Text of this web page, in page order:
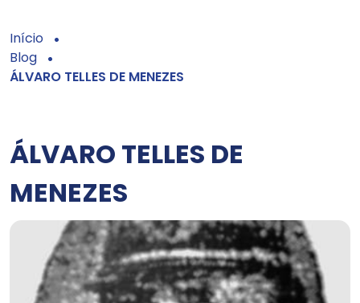
Início
Blog
ÁLVARO TELLES DE MENEZES
ÁLVARO TELLES DE
MENEZES